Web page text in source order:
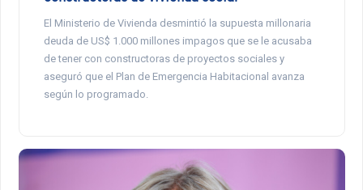
El Ministerio de Vivienda desmintió la supuesta millonaria
deuda de US$ 1.000 millones impagos que se le acusaba
de tener con constructoras de proyectos sociales y
aseguró que el Plan de Emergencia Habitacional avanza
según lo programado.